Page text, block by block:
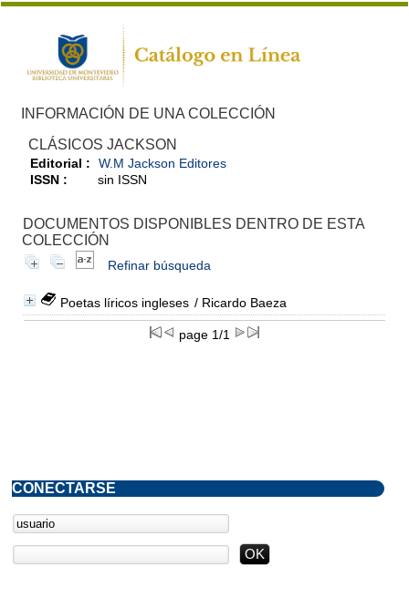
INFORMACIÓN DE UNA COLECCIÓN
CLÁSICOS JACKSON
Editorial :
W.M Jackson Editores
ISSN :
sin ISSN
DOCUMENTOS DISPONIBLES DENTRO DE ESTA
COLECCIÓN
Refinar búsqueda
Poetas líricos ingleses / Ricardo Baeza
page 1/1
CONECTARSE